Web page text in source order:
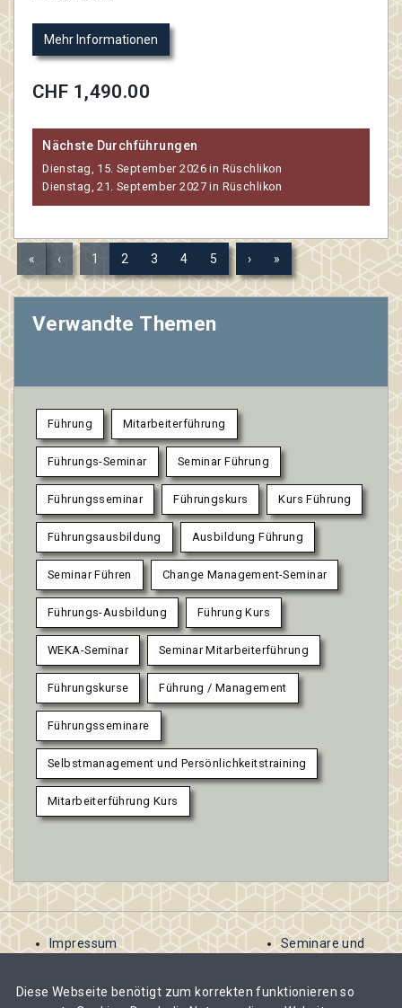
Mehr Informationen
CHF 1,490.00
Nächste Durchführungen
Dienstag, 15. September 2026 in Rüschlikon
Dienstag, 21. September 2027 in Rüschlikon
« ‹ 1 2 3 4 5 › »
Verwandte Themen
Führung Mitarbeiterführung
Führungs-Seminar Seminar Führung
Führungsseminar Führungskurs Kurs Führung
Führungsausbildung Ausbildung Führung
Seminar Führen Change Management-Seminar
Führungs-Ausbildung Führung Kurs
WEKA-Seminar Seminar Mitarbeiterführung
Führungskurse Führung / Management
Führungsseminare
Selbstmanagement und Persönlichkeitstraining
Mitarbeiterführung Kurs
Impressum
Datenschutzbestimmungen
Seminare und
Diese Webseite benötigt zum korrekten funktionieren so